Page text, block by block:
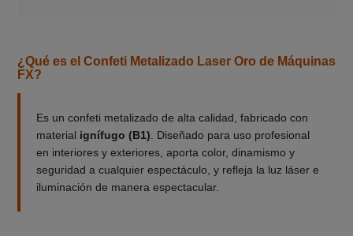
¿Qué es el Confeti Metalizado Laser Oro de Máquinas
FX?
Es un confeti metalizado de alta calidad, fabricado con
material ignífugo (B1) . Diseñado para uso profesional
en interiores y exteriores, aporta color, dinamismo y
seguridad a cualquier espectáculo, y refleja la luz láser e
iluminación de manera espectacular.